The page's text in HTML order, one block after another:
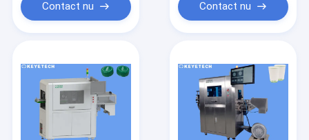
Contact nu Contact nu